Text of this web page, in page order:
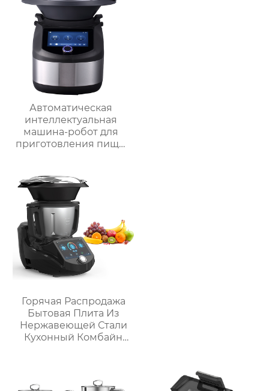
Автоматическая
интеллектуальная
машина-робот для
приготовления пищи
приготовления
овощей Термомиксер
Горячая Распродажа
Бытовая Плита Из
Нержавеющей Стали
Кухонный Комбайн